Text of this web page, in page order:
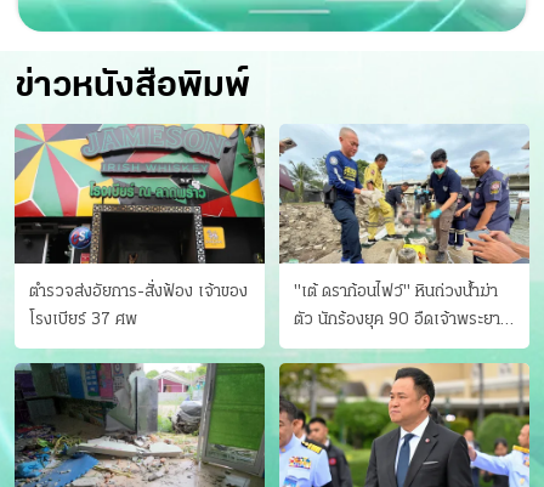
ข่าวหนังสือพิมพ์
ตำรวจส่งอัยการ-สั่งฟ้อง เจ้าของ
โรงเบียร์ 37 ศพ
"เต้ ดราก้อนไฟว์" หินถ่วงน้ำฆ่า
ตัว นักร้องยุค 90 อืดเจ้าพระยา
แฟนหาตัววุ่น เครียดธุรกิจ!